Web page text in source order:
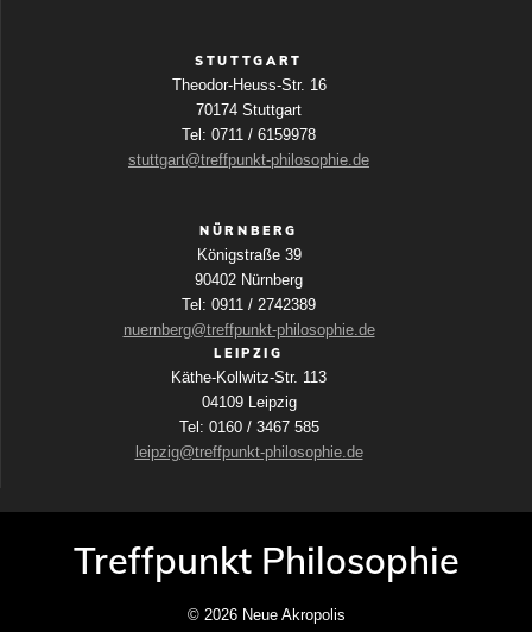
STUTTGART
Theodor-Heuss-Str. 16
70174 Stuttgart
Tel: 0711 / 6159978
stuttgart@treffpunkt-philosophie.de
NÜRNBERG
Königstraße 39
90402 Nürnberg
Tel: 0911 / 2742389
nuernberg@treffpunkt-philosophie.de
LEIPZIG
Käthe-Kollwitz-Str. 113
04109 Leipzig
Tel: 0160 / 3467 585
leipzig@treffpunkt-philosophie.de
Treffpunkt Philosophie
© 2026 Neue Akropolis